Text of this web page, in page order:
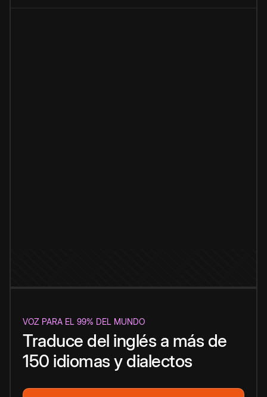
VOZ PARA EL 99% DEL MUNDO
Traduce del inglés a más de
150 idiomas y dialectos